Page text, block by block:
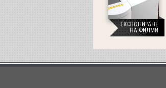
ЕКСПОНИРАНЕ
НА ФИЛМИ